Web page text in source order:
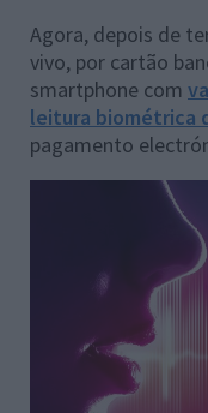
Agora, depois de
vivo, por cartão
smartphone com
leitura biométrica
pagamento